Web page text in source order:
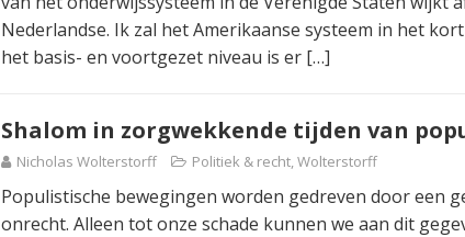
Nederlandse. Ik zal het Amerikaanse systeem in het
het basis- en voortgezet niveau is er […]
Shalom in zorgwekkende tijden van
Nicholas Wolterstorff Politiek & recht,Wolterstorff
Populistische bewegingen worden gedreven door een
onrecht. Alleen tot onze schade kunnen we aan dit